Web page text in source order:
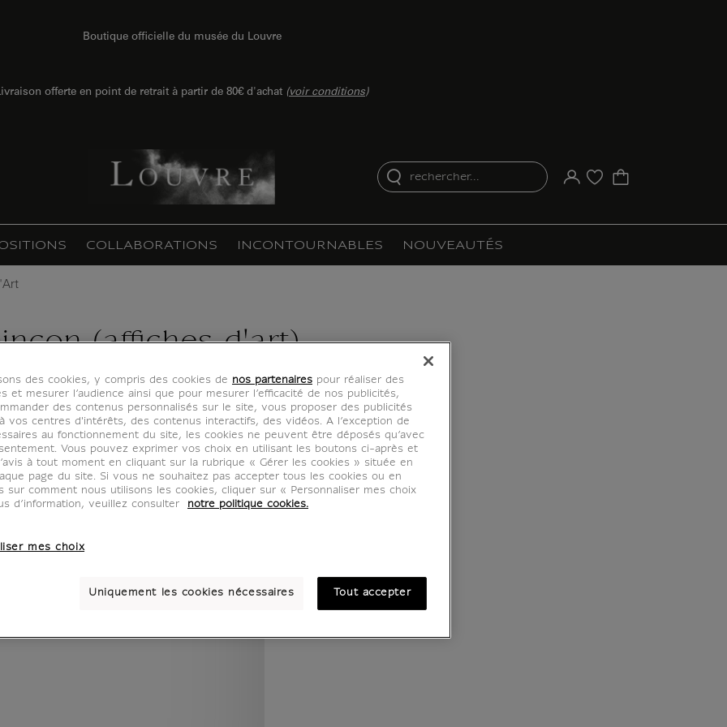
Boutique officielle du musée du Louvre
offerte en point de retrait à partir de 80€ d'achat (voir conditions)
rechercher...
Votre compte
Liste d'achat
COLLABORATIONS INCONTOURNABLES NOUVEAUTÉS
(affiches d'art)
COULEUR
PIÈCE
}} {{ dimensions.legend.unit }}
des cookies, y compris des cookies de nos partenaires pour réaliser des
et mesurer l’audience ainsi que pour mesurer l’efficacité de nos publicités,
des contenus personnalisés sur le site, vous proposer des publicités
vos centres d'intérêts, des contenus interactifs, des vidéos. A l’exception de
au fonctionnement du site, les cookies ne peuvent être déposés qu’avec
Vous pouvez exprimer vos choix en utilisant les boutons ci-après et
à tout moment en cliquant sur la rubrique « Gérer les cookies » située en
page du site. Si vous ne souhaitez pas accepter tous les cookies ou en
sur comment nous utilisons les cookies, cliquer sur « Personnaliser mes choix
d’information, veuillez consulter
notre politique cookies.
mes choix
Uniquement les cookies nécessaires Tout accepter